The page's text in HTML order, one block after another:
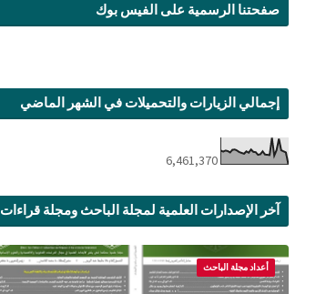
صفحتنا الرسمية على الفيس بوك
إجمالي الزيارات والتحميلات في الشهر الماضي
6,461,370
آخر الإصدارات العلمية لمجلة الباحث ومجلة قراءات
أعداد مجلة الباحث